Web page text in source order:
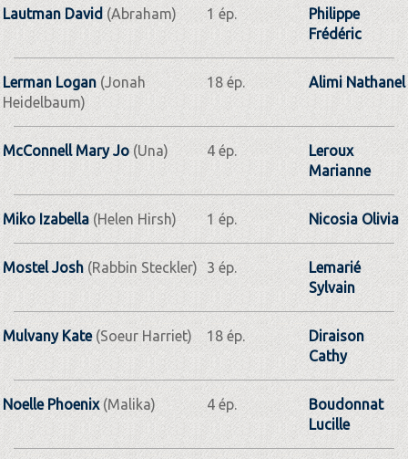
Lautman David (Abraham) 1 ép.
Philippe
Frédéric
Lerman Logan(Jonah
Heidelbaum)
18 ép. Alimi Nathanel
McConnell Mary Jo(Una) 4 ép.
Leroux
Marianne
Miko Izabella(Helen Hirsh) 1 ép. Nicosia Olivia
Mostel Josh(Rabbin Steckler) 3 ép.
Lemarié
Sylvain
Mulvany Kate(Soeur Harriet) 18 ép.
Diraison
Cathy
Noelle Phoenix(Malika) 4 ép.
Boudonnat
Lucille